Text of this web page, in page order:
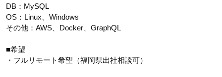
DB：MySQL
OS：Linux、Windows
その他：AWS、Docker、GraphQL
■希望
・フルリモート希望（福岡県出社相談可）